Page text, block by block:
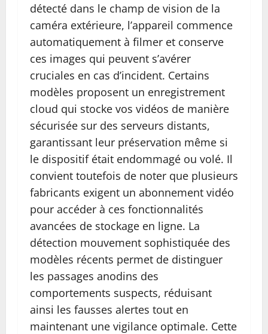
détecté dans le champ de vision de la
caméra extérieure, l’appareil commence
automatiquement à filmer et conserve
ces images qui peuvent s’avérer
cruciales en cas d’incident. Certains
modèles proposent un enregistrement
cloud qui stocke vos vidéos de manière
sécurisée sur des serveurs distants,
garantissant leur préservation même si
le dispositif était endommagé ou volé. Il
convient toutefois de noter que plusieurs
fabricants exigent un abonnement vidéo
pour accéder à ces fonctionnalités
avancées de stockage en ligne. La
détection mouvement sophistiquée des
modèles récents permet de distinguer
les passages anodins des
comportements suspects, réduisant
ainsi les fausses alertes tout en
maintenant une vigilance optimale. Cette